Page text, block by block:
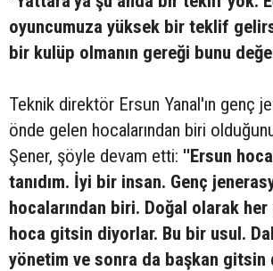
oyuncumuza yüksek bir teklif
bir kulüp olmanın gereği bunu
Teknik direktör Ersun Yanal'ın genç
önde gelen hocalarından biri
Şener, şöyle devam etti: ''Ersun
tanıdım. İyi bir insan. Genç
hocalarından biri. Doğal olarak her
hoca gitsin diyorlar. Bu bir usul.
yönetim ve sonra da başkan gitsin